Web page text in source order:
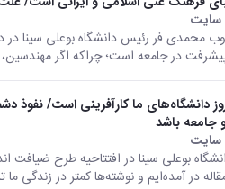
سایت
محمدی فر رئیس دانشگاه بوعلی سینا در
در جامعه است؛ چراکه اگر مهندسین،
دانشگاه‌های ما کارآفرینی است/ نفوذ
باشد
سایت
بوعلی سینا در افتتاحیه طرح ضیافت
در آمده‌ایم و نوشته‌ها کمتر در زندگی